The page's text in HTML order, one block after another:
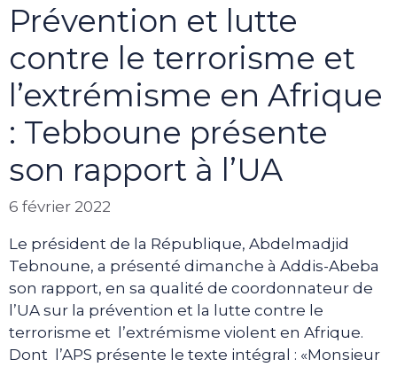
Prévention et lutte
contre le terrorisme et
l’extrémisme en Afrique
: Tebboune présente
son rapport à l’UA
6 février 2022
Le président de la République, Abdelmadjid
Tebnoune, a présenté dimanche à Addis-Abeba
son rapport, en sa qualité de coordonnateur de
l’UA sur la prévention et la lutte contre le
terrorisme et l’extrémisme violent en Afrique.
Dont l’APS présente le texte intégral : «Monsieur